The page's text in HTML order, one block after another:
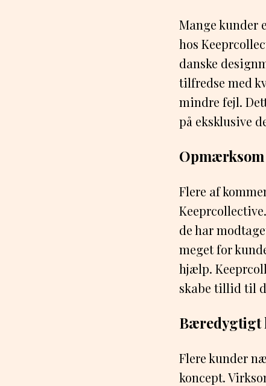
Mange kunder
hos
danske
tilfredse med
mindre fejl.
på eksklusive
Flere af
de har
meget for
hjælp.
skabe tillid til
Bæredygtigt
Flere kunder
koncept.